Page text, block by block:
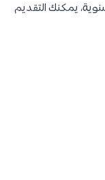
يمكنك التقديم